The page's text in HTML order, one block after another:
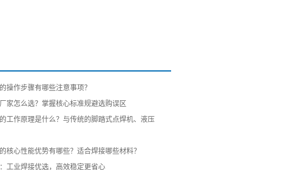
操作步骤有哪些注意事项？
家怎么选？掌握核心标准规避选购误区
工作原理是什么？与传统的脚踏式点焊机、液压
核心性能优势有哪些？适合焊接哪些材料？
工业焊接优选，高效稳定更省心